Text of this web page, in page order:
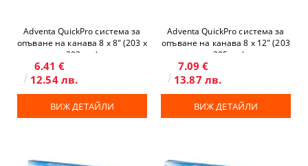
Adventa QuickPro система за
опъване на канава 8 x 8" (203 х
203 мм)
6.41 €
12.54 лв.
ВИЖ ДЕТАЙЛИ
Adventa QuickPro система за
опъване на канава 8 x 12" (203
х 305 мм)
7.09 €
13.87 лв.
ВИЖ ДЕТАЙЛИ